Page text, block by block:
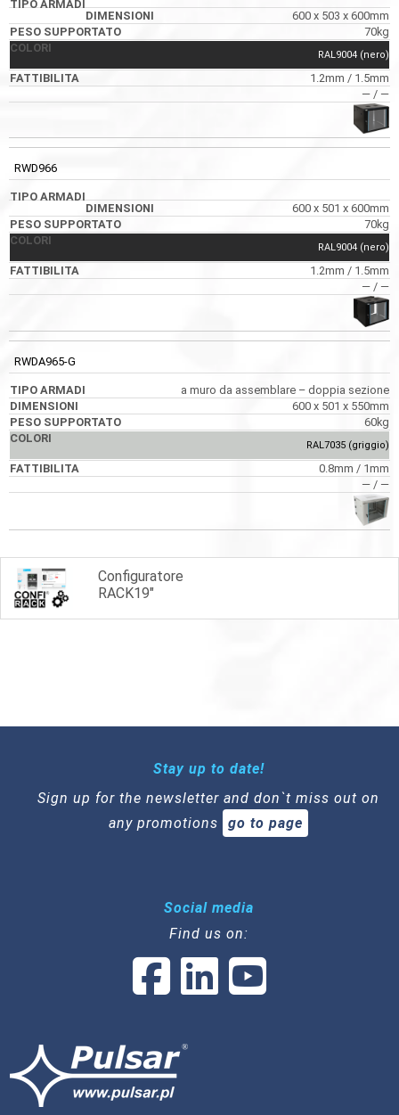
600 x 503 x 600mm
70kg
RAL9004 (nero)
1.2mm / 1.5mm
― / ―
RWD966
600 x 501 x 600mm
70kg
RAL9004 (nero)
1.2mm / 1.5mm
― / ―
RWDA965-G
a muro da assemblare – doppia sezione
600 x 501 x 550mm
60kg
RAL7035 (griggio)
0.8mm / 1mm
― / ―
Configuratore
RACK19"
Stay up to date!
Sign up for the newsletter and don`t miss out on
any promotions
go to page
Social media
Find us on: